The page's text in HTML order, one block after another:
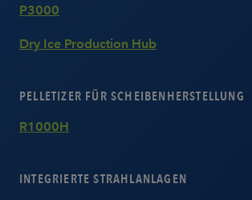
P3000
Dry Ice Production Hub
PELLETIZER FÜR SCHEIBENHERSTELLUNG
R1000H
INTEGRIERTE STRAHLANLAGEN